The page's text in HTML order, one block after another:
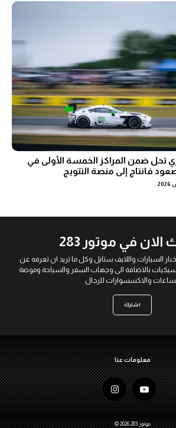
تحل ضمن المراكز الخمسة الأولى في
فانتاج إلى منصة التتويج
في موتور 283
السيارات واللايف ستايل وكل ما تريد ان تعرفه عن
بالاضافة الى وجهات السفر والسياحة وموضة
والاكسسوارات للرجال
اشترك
معلومات عنا
© 2026 موتور 283